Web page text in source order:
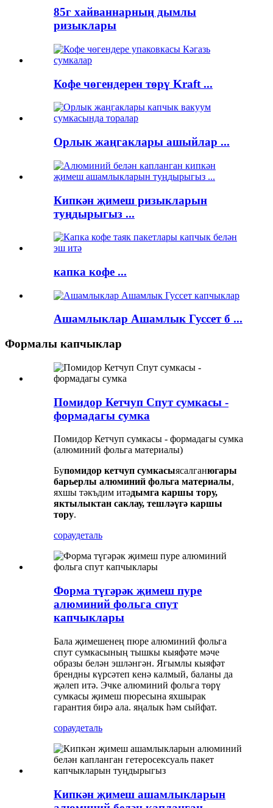
85г хайваннарның дымлы
ризыклары
Кофе чөгендерен төрү Kraft ...
Орлык жаңгаклары ашыйлар ...
Кипкән җимеш ризыкларын
туңдырыгыз ...
капка кофе ...
Ашамлыклар Ашамлык Гуссет б ...
Формалы капчыклар
Помидор Кетчуп Спут сумкасы -
формадагы сумка
Помидор Кетчуп сумкасы - формадагы сумка
(алюминий фольга материалы)
Бупомидор кетчуп сумкасыясалганюгары
барьерлы алюминий фольга материалы,
яхшы тәкъдим итәдымга каршы тору,
яктылыктан саклау, тешләүгә каршы
тору.
сораудеталь
Форма түгәрәк җимеш пуре
алюминий фольга спут
капчыклары
Бала җимешенең пюре алюминий фольга
спут сумкасының тышкы кыяфәте мәче
образы белән эшләнгән. Ягымлы кыяфәт
брендны күрсәтеп кенә калмый, баланы да
җәлеп итә. Эчке алюминий фольга төрү
сумкасы җимеш пюресына яхшырак
гарантия бирә ала. яңалык һәм сыйфат.
сораудеталь
Кипкән җимеш ашамлыкларын